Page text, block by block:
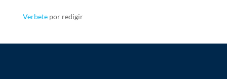
Verbetepor redigir